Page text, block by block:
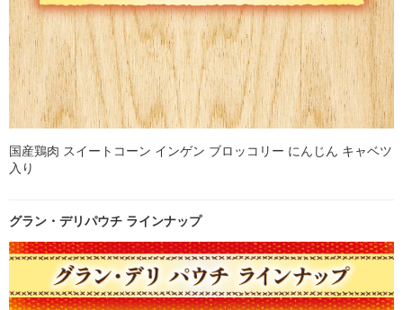
国産鶏肉 スイートコーン インゲン ブロッコリー にんじん キャベツ
入り
グラン・デリパウチ ラインナップ